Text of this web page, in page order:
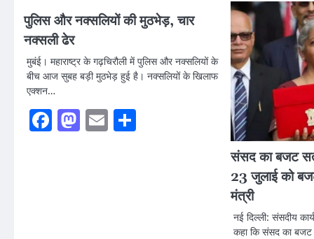
पुलिस और नक्सलियों की मुठभेड़, चार
नक्सली ढेर
मुबंई। महाराष्ट्र के गढ़चिरौली में पुलिस और नक्सलियों के
बीच आज सुबह बड़ी मुठभेड़ हुई है। नक्सलियों के खिलाफ
एक्शन…
Facebook
Mastodon
Email
संसद का बजट
23 जुलाई को
मंत्री
नई दिल्ली: संसदीय
कहा कि संसद का